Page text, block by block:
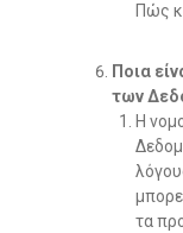
Πώς
Ποια
των
H
τα